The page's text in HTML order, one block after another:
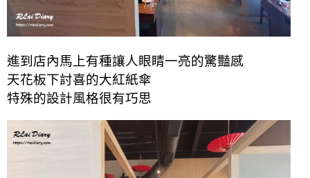
進到店內馬上有種讓人眼睛一亮的驚豔感
天花板下討喜的大紅紙傘
特殊的設計風格很有巧思